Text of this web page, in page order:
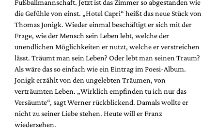
Service
Shop / Abo
Newsletter
Redaktion
Autor:innen
Partner
Mediadaten
Suche
Fußballmannschaft. Jetzt ist das Zimmer so abgestanden wie
die Gefühle von einst. „Hotel Capri“ heißt das neue Stück von
Thomas Jonigk. Wieder einmal beschäftigt er sich mit der
Frage, wie der Mensch sein Leben lebt, welche der
unendlichen Möglichkeiten er nutzt, welche er verstreichen
lässt. Träumt man sein Leben? Oder lebt man seinen Traum?
Als wäre das so einfach wie ein Eintrag im Poesi-Album.
Jonigk erzählt von den ungelebten Träumen, von
verträumten Leben. „Wirklich empfinden tu ich nur das
Versäumte“, sagt Werner rückblickend. Damals wollte er
nicht zu seiner Liebe stehen. Heute will er Franz
wiedersehen.